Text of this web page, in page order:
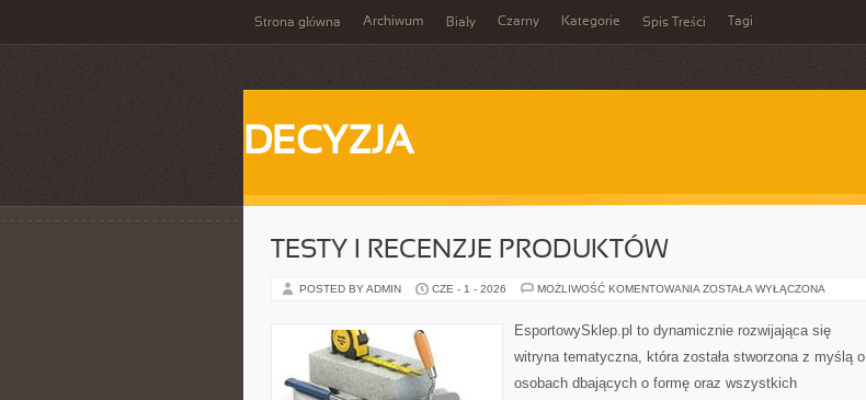
Strona główna Archiwum Biały Czarny Kategorie Spis Treści Tagi
DECYZJA
TESTY I RECENZJE PRODUKTÓW
POSTED BY ADMIN CZE - 1 - 2026 MOŻLIWOŚĆ KOMENTOWANIA TESTY
PRODUKTÓW
ZOSTAŁA WYŁĄCZONA
EsportowySklep.pl to dynamicznie rozwijająca się
witryna tematyczna, która została stworzona z myślą o
osobach dbających o formę oraz wszystkich